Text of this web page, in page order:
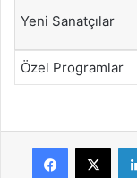
Yeni Sanatçılar
Özel Programlar
Facebook
X